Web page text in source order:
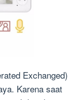
Exchanged)
Karena saat